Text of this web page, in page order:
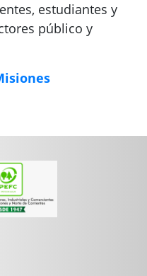
estudiantes y
público y